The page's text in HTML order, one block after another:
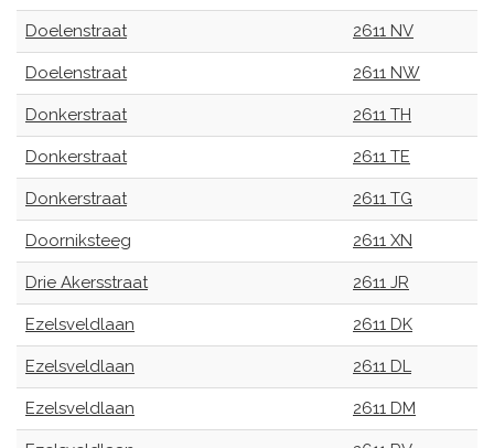
Doelenstraat 2611 NV
Doelenstraat 2611 NW
Donkerstraat 2611 TH
Donkerstraat 2611 TE
Donkerstraat 2611 TG
Doorniksteeg 2611 XN
Drie Akersstraat 2611 JR
Ezelsveldlaan 2611 DK
Ezelsveldlaan 2611 DL
Ezelsveldlaan 2611 DM